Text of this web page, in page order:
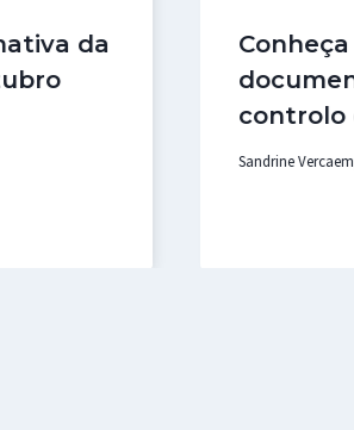
da
controlo
Sandrine